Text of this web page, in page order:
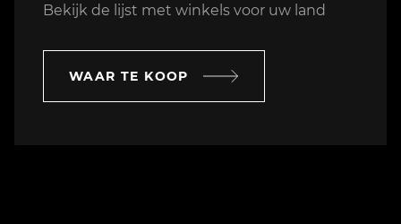
Bekijk de lijst met winkels voor uw land
WAAR TE KOOP